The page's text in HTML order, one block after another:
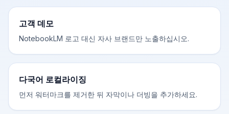
고객 데모
NotebookLM 로고 대신 자사 브랜드만 노출하십시오.
다국어 로컬라이징
먼저 워터마크를 제거한 뒤 자막이나 더빙을 추가하세요.